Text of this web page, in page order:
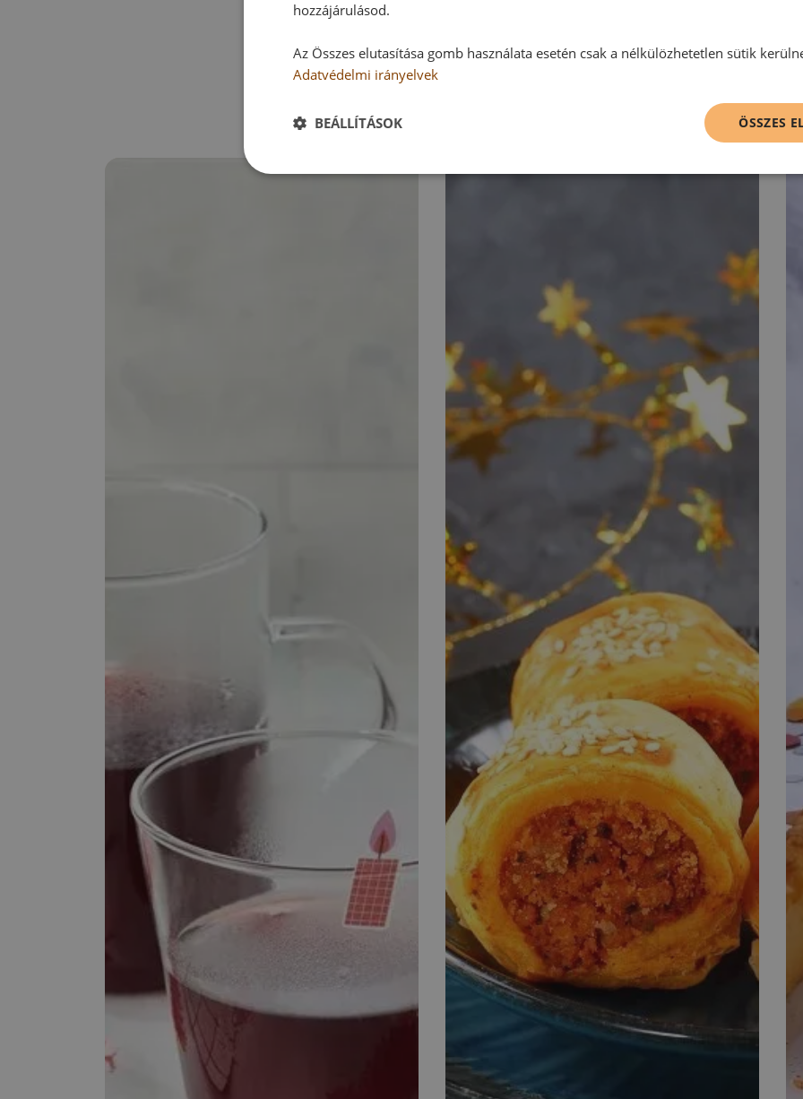
hozzájárulásod.
Az Összes elutasítása gomb használata esetén csak a nélkülözhetetlen sütik
Adatvédelmi irányelvek
ÖSSZES
BEÁLLÍTÁSOK